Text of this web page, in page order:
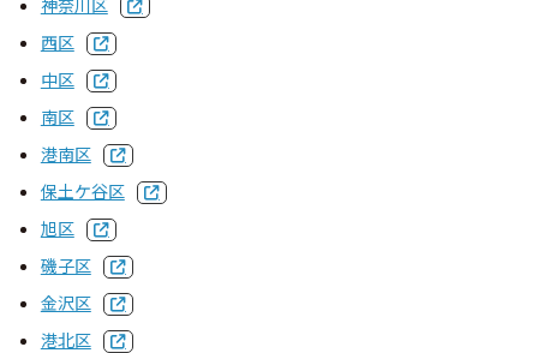
⽀部・委員会
関連団体
賛助・特別会員
建築士を探そう
カレンダー
CPD制度
神奈川区
西区
中区
南区
港南区
保土ケ谷区
旭区
磯子区
金沢区
港北区